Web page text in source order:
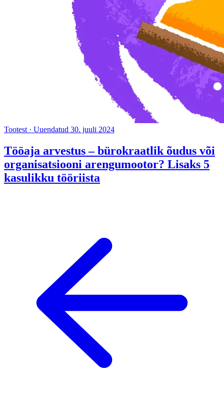
Tootest · Uuendatud 30. juuli 2024
Tööaja arvestus – bürokraatlik õudus või
organisatsiooni arengumootor? Lisaks 5
kasulikku tööriista